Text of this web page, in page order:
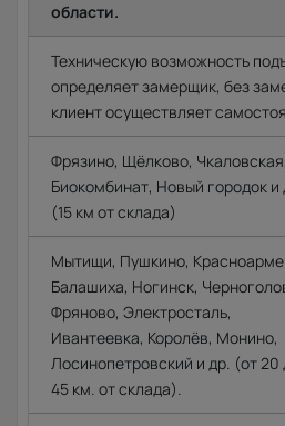
области.
Техническую возможность
определяет замерщик, без
клиент осуществляет
Фрязино, Щёлково, Чкаловская,
Биокомбинат, Новый городок и
(15 км от склада)
Мытищи, Пушкино,
Балашиха, Ногинск,
Фряново, Электросталь,
Ивантеевка, Королёв, Монино,
Лосинопетровский и др. (от 20
45 км. от склада).